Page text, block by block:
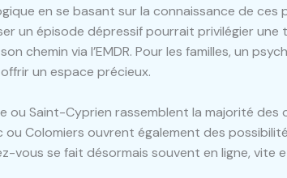
en se basant sur la connaissance de
un épisode dépressif pourrait privilégier une
chemin via l’EMDR. Pour les familles, un
un espace précieux.
ou Saint-Cyprien rassemblent la majorité des
ou Colomiers ouvrent également des
vous se fait désormais souvent en ligne, vite